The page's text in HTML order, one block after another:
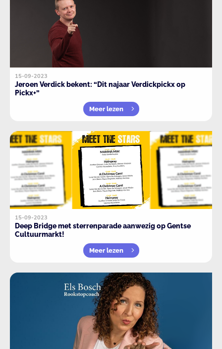
15-09-2023
Jeroen Verdick bekent: “Dit najaar Verdickpickx op
Pickx+”
Meer lezen
15-09-2023
Deep Bridge met sterrenparade aanwezig op Gentse
Cultuurmarkt!
Meer lezen